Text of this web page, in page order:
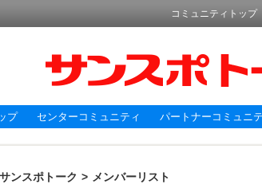
コミュニティトップ
プ センターコミュニティ パートナーコミュニ
サンスポトーク > メンバーリスト